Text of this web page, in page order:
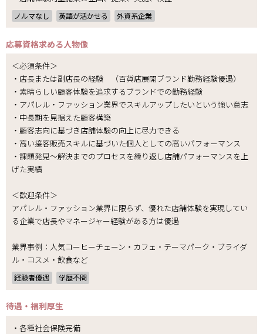
ノルマなし 英語が活かせる 外資系企業
応募資格求める人物像
＜必須条件＞
・店長または副店長の経験 （百貨店展開ブランド勤務経験優遇）
・素晴らしい顧客体験を追求するブランドでの勤務経験
・アパレル・ファッション業界でスキルアップしたいという強い意志
・中長期を見据えた顧客構築
・顧客志向に基づき店舗体験の向上に尽力できる
・高い接客販売スキルに基づいた個人としての高いパフォーマンス
・課題発見～解決までのプロセスを繰り返し店舗パフォーマンスを上
げた実績
＜歓迎条件＞
アパレル・ファッション業界に限らず、優れた店舗体験を実現してい
る企業で店長やマネージャー経験がある方は優遇
業界事例：人気コーヒーチェーン・カフェ・テーマパーク・ブライダ
ル・コスメ・飲食など
経験者優遇 学歴不問
待遇・福利厚生
・各種社会保険完備